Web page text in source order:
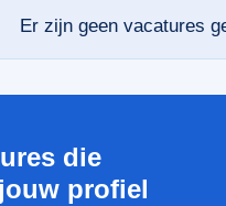
Er zijn geen vacatures
die
profiel